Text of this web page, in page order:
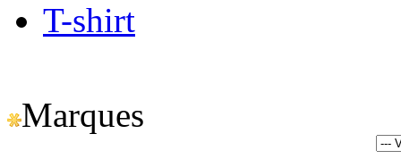
T-shirt
Marques